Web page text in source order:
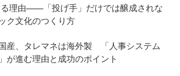
理由——「投げ手」だけでは醸成されな
ク文化のつくり方
産、タレマネは海外製 「人事システム
が進む理由と成功のポイント